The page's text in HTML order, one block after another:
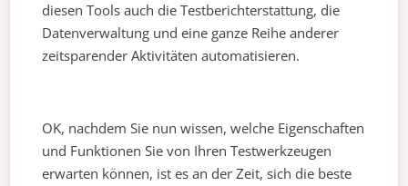
diesen Tools auch die Testberichterstattung, die
Datenverwaltung und eine ganze Reihe anderer
zeitsparender Aktivitäten automatisieren.
OK, nachdem Sie nun wissen, welche Eigenschaften
und Funktionen Sie von Ihren Testwerkzeugen
erwarten können, ist es an der Zeit, sich die beste